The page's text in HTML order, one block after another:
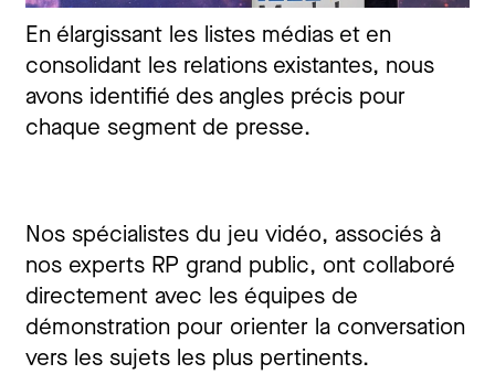
En élargissant les listes médias et en
consolidant les relations existantes, nous
avons identifié des angles précis pour
chaque segment de presse.
Nos spécialistes du jeu vidéo, associés à
nos experts RP grand public, ont collaboré
directement avec les équipes de
démonstration pour orienter la conversation
vers les sujets les plus pertinents.